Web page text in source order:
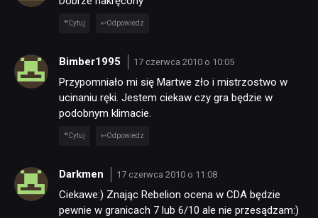
Cytuj Odpowiedz
Bimber1995 17 czerwca 2010 o 10:05
Przypomniało mi się Martwe zło i mistrzostwo w
ucinaniu ręki. Jestem ciekaw czy gra będzie w
podobnym klimacie.
Cytuj Odpowiedz
Darkmen 17 czerwca 2010 o 11:08
Ciekawe:) Znając Rebelion ocena w CDA będzie
pewnie w granicach 7 lub 6/10 ale nie przesądzam:)